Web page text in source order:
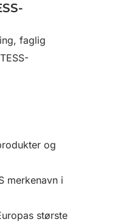
faglig
og
merkenavn i
største